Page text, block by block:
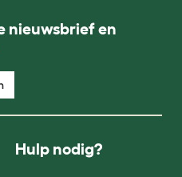
nieuwsbrief en
Hulp nodig?